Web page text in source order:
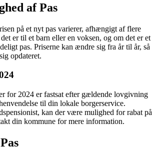
af Pas
på et nyt pas varierer, afhængigt af flere
er til et barn eller en voksen, og om det er et
pas. Priserne kan ændre sig fra år til år, så
opdateret.
for 2024 er fastsat efter gældende lovgivning
til din lokale borgerservice.
kan der være mulighed for rabat på
din kommune for mere information.